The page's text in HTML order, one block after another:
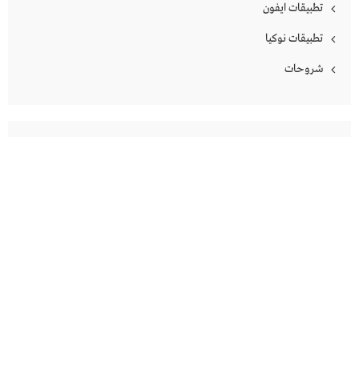
تطبيقات ايفون
تطبيقات نوكيا
شروحات